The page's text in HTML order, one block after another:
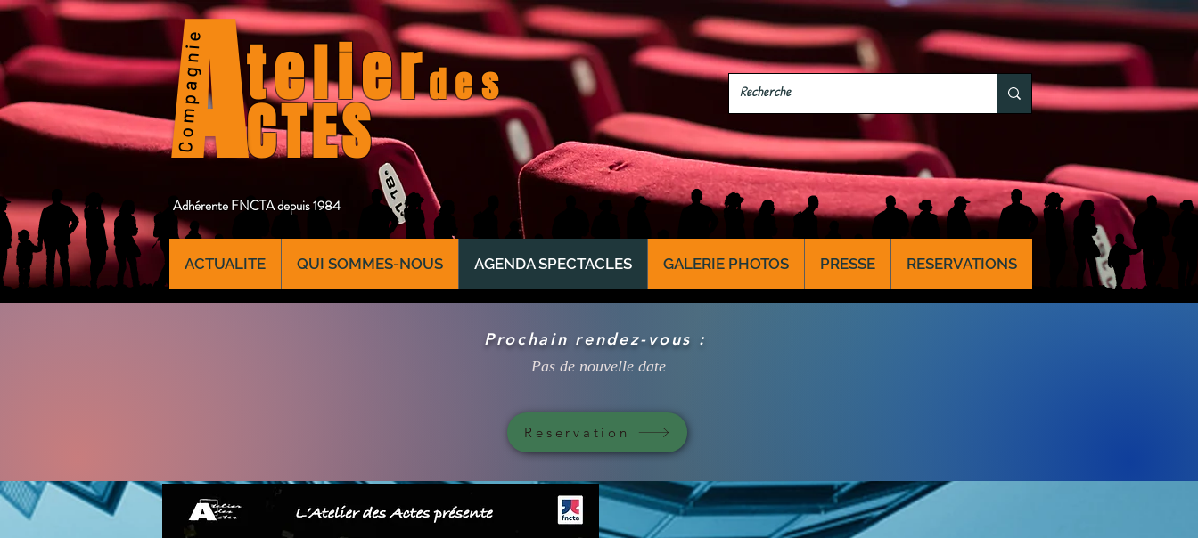
telierdes
CTES
A
Compagnie
Adhérente FNCTA depuis 1984
ACTUALITE QUI SOMMES-NOUS AGENDA SPECTACLES GALERIE PHOTOS PRESSE RESERVATIONS
Prochain rendez-vous :
Pas de nouvelle date​
Reservation